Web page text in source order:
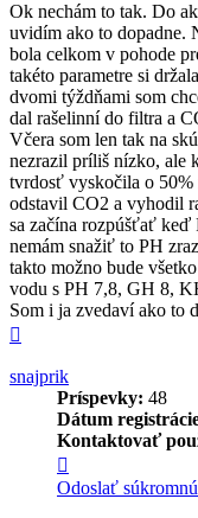
Ok nechám to tak. Do
uvidím ako to dopadne.
bola celkom v pohode
takéto parametre si
dvomi týždňami som
dal rašelinní do filtra a
Včera som len tak na
nezrazil príliš nízko, ale
tvrdosť vyskočila o 50%
odstavil CO2 a vyhodil
sa začína rozpúšťať keď
nemám snažiť to PH
takto možno bude
vodu s PH 7,8, GH 8,
Som i ja zvedaví ako to
snajprik
Príspevky: 48
Dátum
Kontaktovať
informácie
používateľa
Odoslať